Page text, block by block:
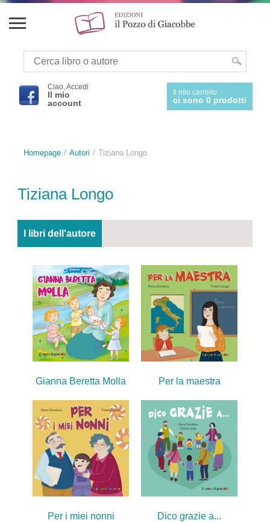
Ciao, Accedi
Il mio
account
Il mio carrello
ci sono 0 prodotti
Homepage Autori Tiziana Longo
Tiziana Longo
I libri dell'autore
Gianna Beretta Molla Per la maestra
Per i miei nonni Dico grazie a...